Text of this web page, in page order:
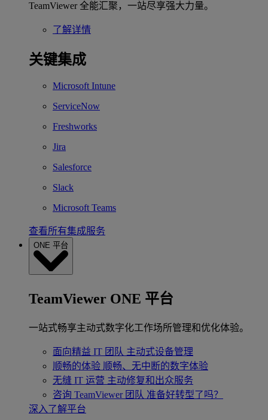
TeamViewer 全能汇聚，一站尽享强大力量。
了解详情
关键集成
Microsoft Intune
ServiceNow
Freshworks
Jira
Salesforce
Slack
Microsoft Teams
查看所有集成服务
ONE 平台
TeamViewer ONE 平台
一站式畅享主动式数字化工作场所管理和优化体验。
面向精益 IT 团队 主动式设备管理
顺畅的体验 顺畅、无中断的数字体验
无缝 IT 运营 主动修复和出众服务
咨询 TeamViewer 团队 准备好转型了吗？
深入了解平台